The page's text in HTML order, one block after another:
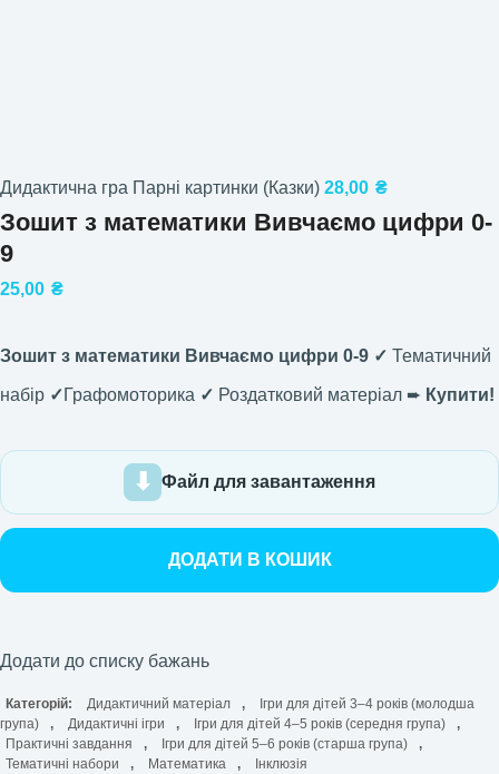
Дидактична гра Парні картинки (Казки) 28,00 ₴
Зошит з математики Вивчаємо цифри 0-
9
25,00 ₴
Зошит з математики Вивчаємо цифри 0-9 ✓ Тематичний
набір ✓Графомоторика ✓ Роздатковий матеріал ➨ Купити!
Файл для завантаження
ДОДАТИ В КОШИК
Додати до списку бажань
Категорій: Дидактичний матеріал ,
Ігри для дітей 3–4 років (молодша
група)
, Дидактичні ігри , Ігри для дітей 4–5 років (середня група)
,
Практичні завдання
, Ігри для дітей 5–6 років (старша група)
,
Тематичні набори
, Математика , Інклюзія